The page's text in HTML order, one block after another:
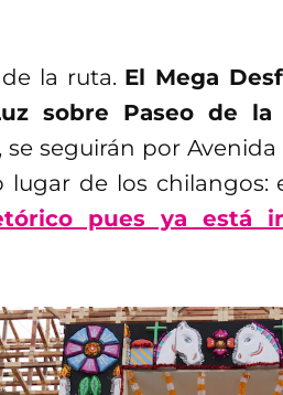
la ruta. El Mega
sobre Paseo de la
se seguirán por
lugar de los chilangos:
pues ya está